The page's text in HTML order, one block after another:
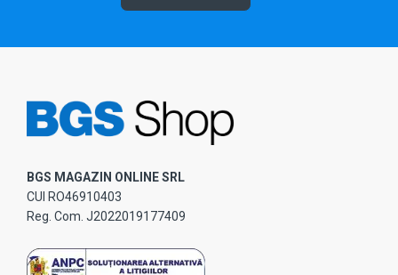
BGS MAGAZIN ONLINE SRL
CUI RO46910403
Reg. Com. J2022019177409